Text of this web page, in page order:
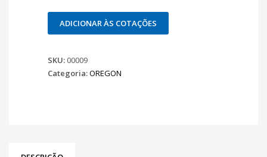
ADICIONAR ÀS COTAÇÕES
SKU: 00009
Categoria:OREGON